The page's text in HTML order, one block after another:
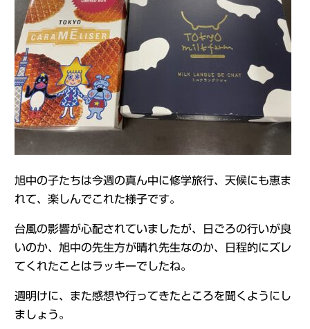
旭中の子たちは今週の真ん中に修学旅行、天候にも恵ま
れて、楽しんでこれた様子です。
台風の影響が心配されていましたが、日ごろの行いが良
いのか、旭中の先生方が晴れ先生なのか、日程的にズレ
てくれたことはラッキーでしたね。
週明けに、また感想や行ってきたところを聞くようにし
ましょう。